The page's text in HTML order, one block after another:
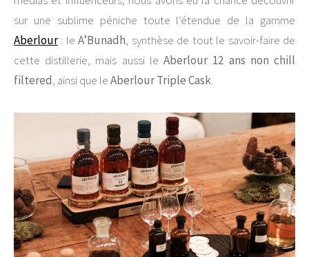
sur une sublime péniche toute l’étendue de la gamme
Aberlour: leA’Bunadh, synthèse de tout le savoir-faire de
cette distillerie, mais aussi leAberlour 12 ans non chill
filtered, ainsi que leAberlour Triple Cask.